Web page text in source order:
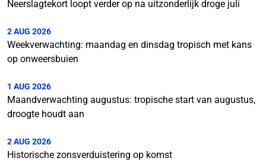
Neerslagtekort loopt verder op na uitzonderlijk droge juli
2 AUG 2026
Weekverwachting: maandag en dinsdag tropisch met kans
op onweersbuien
1 AUG 2026
Maandverwachting augustus: tropische start van augustus,
droogte houdt aan
2 AUG 2026
Historische zonsverduistering op komst